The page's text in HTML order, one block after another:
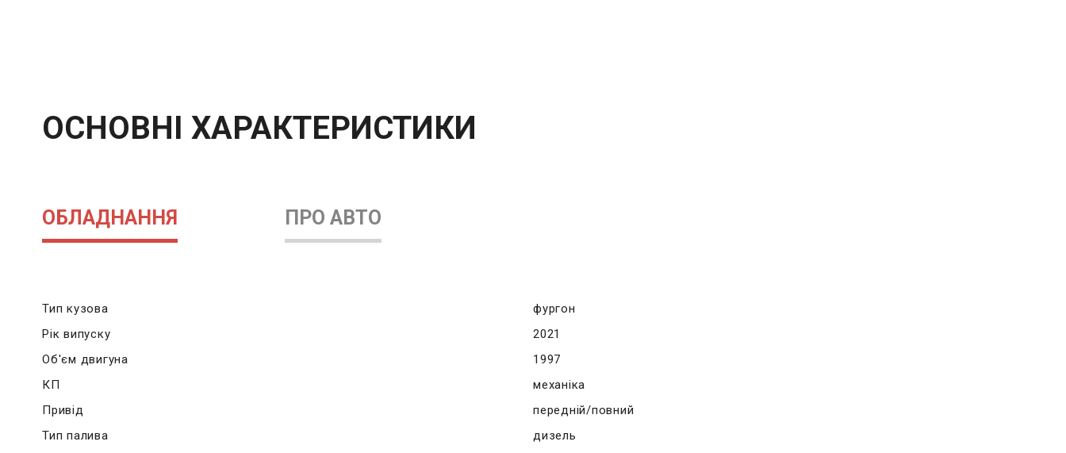
ОСНОВНІ ХАРАКТЕРИСТИКИ
ОБЛАДНАННЯ ПРО АВТО
Тип кузова
фургон
Рік випуску
2021
Об'єм двигуна
1997
КП
механіка
Привід
передній/повний
Тип палива
дизель